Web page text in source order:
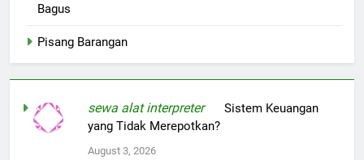
Bagus
Pisang Barangan
sewa alat interpreteronSistem Keuangan
yang Tidak Merepotkan?
August 3, 2026